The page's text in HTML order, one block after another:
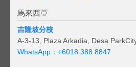
馬來西亞
吉隆坡分校
A-3-13, Plaza Arkadia, Desa
WhatsApp： +6018 388 8847